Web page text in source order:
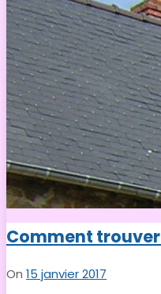
Comment
On 15 janvier 2017